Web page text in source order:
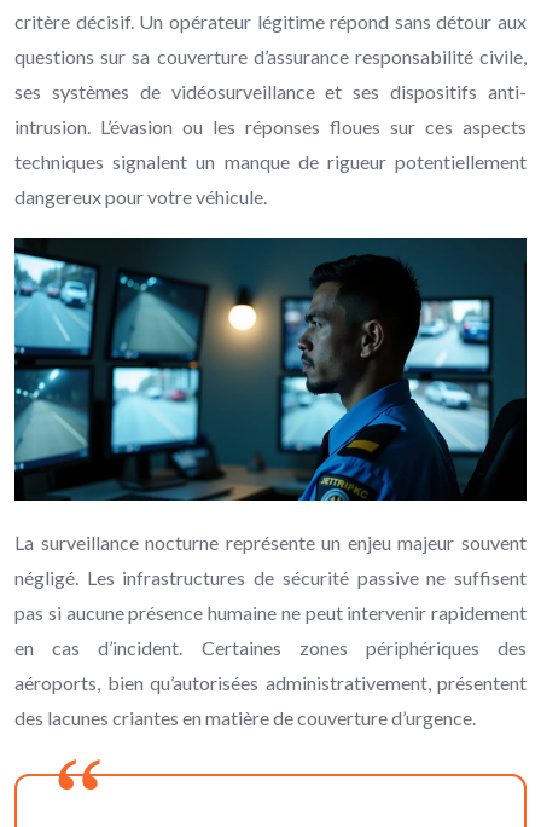
critère décisif. Un opérateur légitime répond sans détour aux
questions sur sa couverture d’assurance responsabilité civile,
ses systèmes de vidéosurveillance et ses dispositifs anti-
intrusion. L’évasion ou les réponses floues sur ces aspects
techniques signalent un manque de rigueur potentiellement
dangereux pour votre véhicule.
La surveillance nocturne représente un enjeu majeur souvent
négligé. Les infrastructures de sécurité passive ne suffisent
pas si aucune présence humaine ne peut intervenir rapidement
en cas d’incident. Certaines zones périphériques des
aéroports, bien qu’autorisées administrativement, présentent
des lacunes criantes en matière de couverture d’urgence.